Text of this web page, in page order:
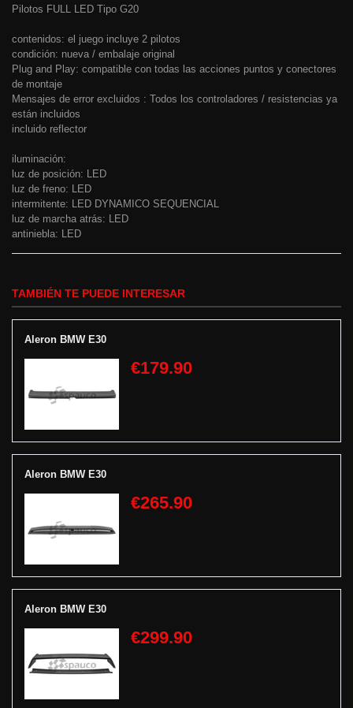
Pilotos FULL LED Tipo G20
contenidos: el juego incluye 2 pilotos
condición: nueva / embalaje original
Plug and Play: compatible con todas las acciones puntos y conectores
de montaje
Mensajes de error excluidos : Todos los controladores / resistencias ya
están incluidos
incluido reflector
iluminación:
luz de posición: LED
luz de freno: LED
intermitente: LED DYNAMICO SEQUENCIAL
luz de marcha atrás: LED
antiniebla: LED
TAMBIÉN TE PUEDE INTERESAR
Aleron BMW E30
€179.90
Aleron BMW E30
€265.90
Aleron BMW E30
€299.90